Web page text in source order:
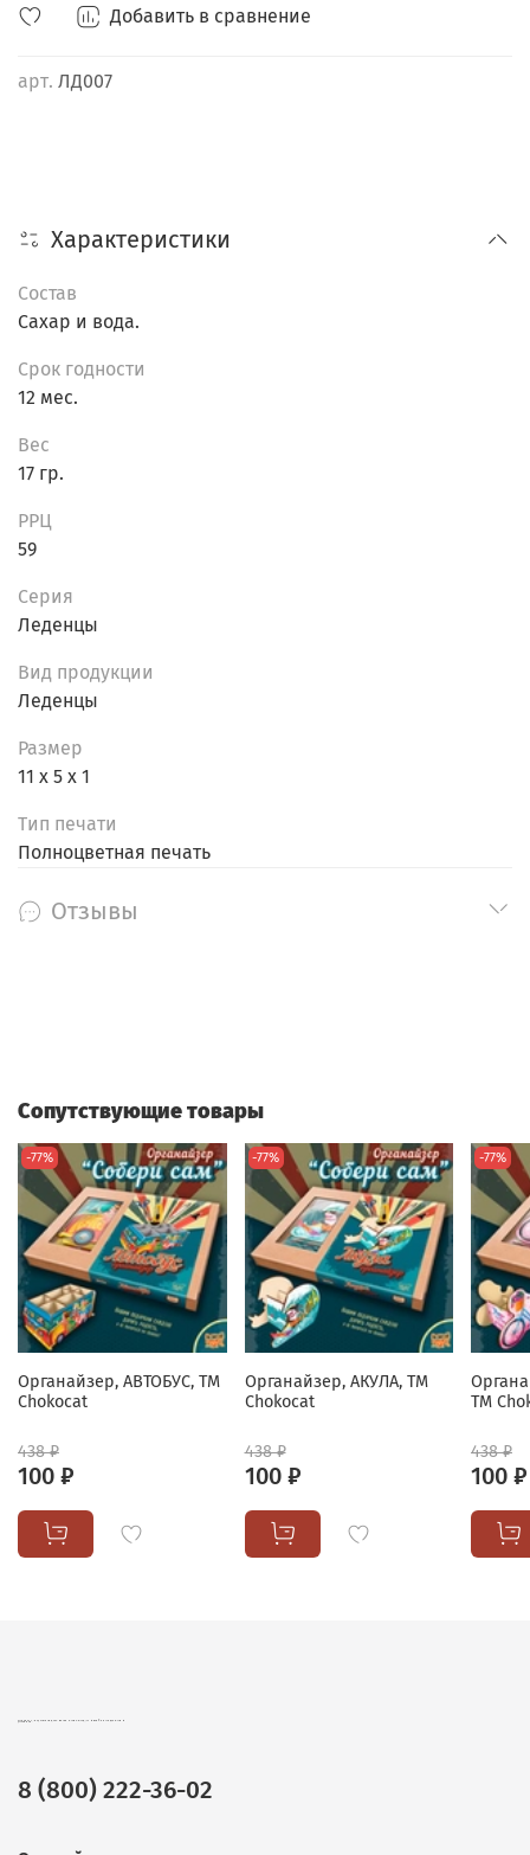
Добавить в сравнение
арт. ЛД007
Характеристики
Состав
Сахар и вода.
Срок годности
12 мес.
Вес
17 гр.
РРЦ
59
Серия
Леденцы
Вид продукции
Леденцы
Размер
11 х 5 х 1
Тип печати
Полноцветная печать
Отзывы
Сопутствующие товары
-77%
Органайзер, АВТОБУС, ТМ
Chokocat
438 ₽
100 ₽
-77%
Органайзер, АКУЛА, ТМ
Chokocat
438 ₽
100 ₽
-77%
ТМ
438 ₽
100 ₽
8 (800) 222-36-02